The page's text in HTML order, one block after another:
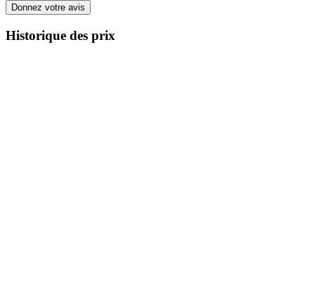
Donnez votre avis
Historique des prix